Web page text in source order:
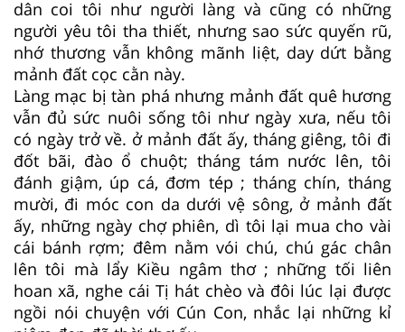
dân coi tôi như người làng và cũng có những
người yêu tôi tha thiết, nhưng sao sức quyến rũ,
nhớ thương vẫn không mãnh liệt, day dứt bằng
mảnh đất cọc cằn này.
Làng mạc bị tàn phá nhưng mảnh đất quê hương
vẫn đủ sức nuôi sống tôi như ngày xưa, nếu tôi
có ngày trở về. ở mảnh đất ấy, tháng giêng, tôi đi
đốt bãi, đào ổ chuột; tháng tám nước lên, tôi
đánh giậm, úp cá, đơm tép ; tháng chín, tháng
mười, đi móc con da dưới vệ sông, ở mảnh đất
ấy, những ngày chợ phiên, dì tôi lại mua cho vài
cái bánh rợm; đêm nằm vói chú, chú gác chân
lên tôi mà lẩy Kiều ngâm thơ ; những tối liên
hoan xã, nghe cái Tị hát chèo và đôi lúc lại được
ngồi nói chuyện với Cún Con, nhắc lại những kỉ